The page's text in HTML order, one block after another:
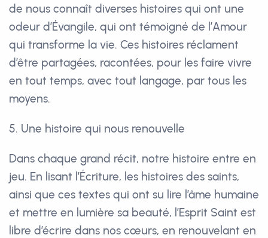
de nous connaît diverses histoires qui ont une
odeur d’Évangile, qui ont témoigné de l’Amour
qui transforme la vie. Ces histoires réclament
d’être partagées, racontées, pour les faire vivre
en tout temps, avec tout langage, par tous les
moyens.
5. Une histoire qui nous renouvelle
Dans chaque grand récit, notre histoire entre en
jeu. En lisant l’Écriture, les histoires des saints,
ainsi que ces textes qui ont su lire l’âme humaine
et mettre en lumière sa beauté, l’Esprit Saint est
libre d’écrire dans nos cœurs, en renouvelant en